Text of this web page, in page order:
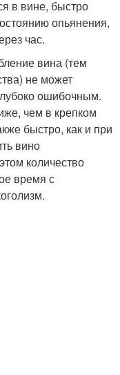
в вине, быстро
опьянения,
час.
вина (тем
не может
ошибочным.
чем в крепком
быстро, как и при
вино
количество
время с